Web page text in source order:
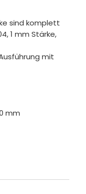
sind komplett
1 mm Stärke,
mit
mm